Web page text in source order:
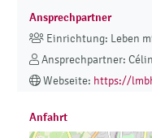
Ansprechpartner
Einrichtung: Leben
Ansprechpartner:
Webseite: https://
Anfahrt